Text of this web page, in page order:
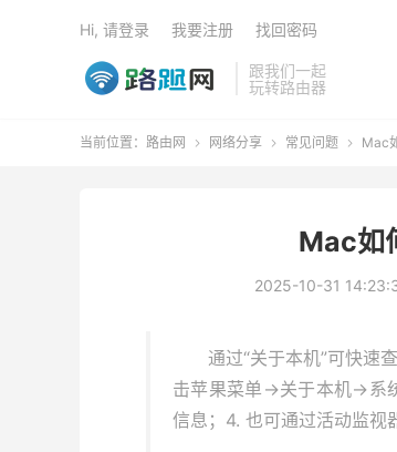
跟我们一起
玩转路由器
Hi, 请登录 我要注册 找回密码
当前位置： 路由网  网络分享  常见问题  Mac
Mac如
2025-10-31
通过“关于本机”可快速
击苹果菜单→关于本机→系
信息；4. 也可通过活动监